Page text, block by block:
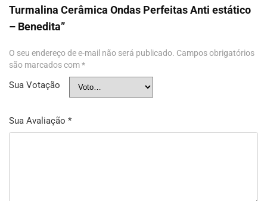
Turmalina Cerâmica Ondas Perfeitas Anti estático
– Benedita”
O seu endereço de e-mail não será publicado. Campos obrigatórios
são marcados com*
Sua Votação
Sua Avaliação *